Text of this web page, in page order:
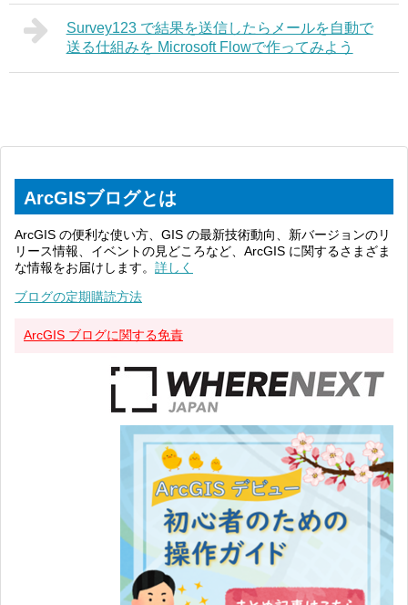
Survey123 で結果を送信したらメールを自動で
送る仕組みを Microsoft Flowで作ってみよう
ArcGISブログとは
ArcGIS の便利な使い方、GIS の最新技術動向、新バージョンのリ
リース情報、イベントの見どころなど、ArcGIS に関するさまざま
な情報をお届けします。 詳しく
ブログの定期購読方法
ArcGIS ブログに関する免責